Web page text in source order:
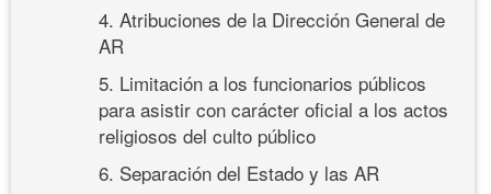
4. Atribuciones de la Dirección General de
AR
5. Limitación a los funcionarios públicos
para asistir con carácter oficial a los actos
religiosos del culto público
6. Separación del Estado y las AR